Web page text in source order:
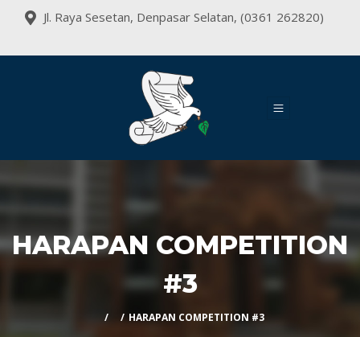
Jl. Raya Sesetan, Denpasar Selatan, (0361 262820)
HARAPAN COMPETITION
#3
HARAPAN COMPETITION #3